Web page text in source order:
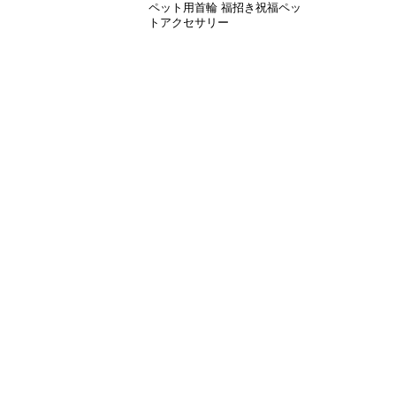
ペット用首輪 福招き祝福ペッ
トアクセサリー